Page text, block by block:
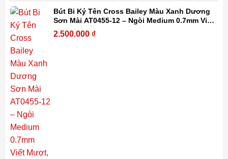
Bút Bi Ký Tên Cross Bailey Màu Xanh Dương
Sơn Mài AT0455-12 – Ngòi Medium 0.7mm Viết
Mượt, Thay Refill Dễ Dàng Kèm Hộp Quà
2.500.000 ₫